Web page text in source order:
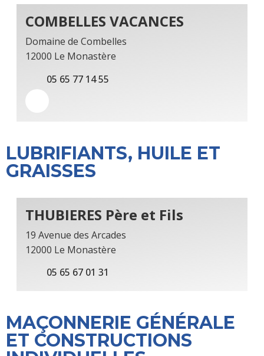
COMBELLES VACANCES
Domaine de Combelles
12000 Le Monastère
05 65 77 14 55
LUBRIFIANTS, HUILE ET
GRAISSES
THUBIERES Père et Fils
19 Avenue des Arcades
12000 Le Monastère
05 65 67 01 31
MAÇONNERIE GÉNÉRALE
ET CONSTRUCTIONS